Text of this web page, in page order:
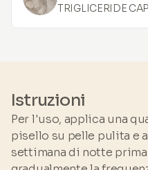
TRIGLICERIDE
DICAPRILILE •
GOSSYPIUM
BIDENS PILOSA •
ASCORBILE •
USITATISSIMUM •
SATIVA •
Istruzioni
Per l'uso, applica una
pisello su pelle pulita e
settimana di notte